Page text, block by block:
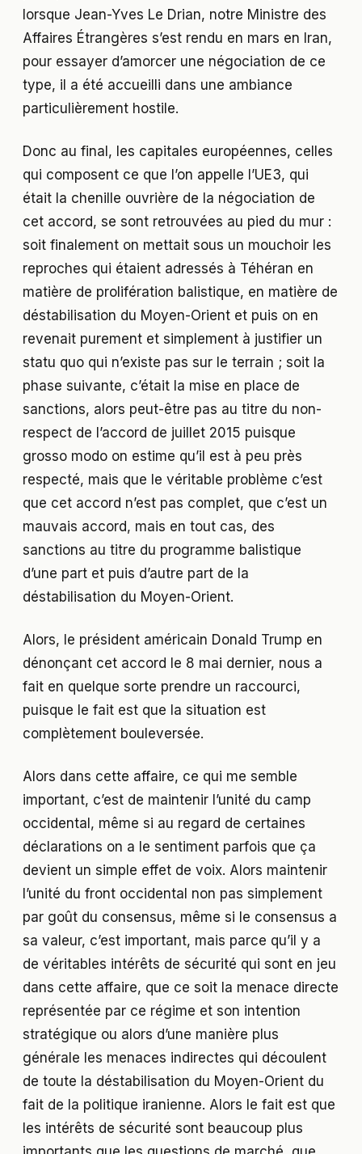
lorsque Jean-Yves Le Drian, notre Ministre des
Affaires Étrangères s’est rendu en mars en Iran,
pour essayer d’amorcer une négociation de ce
type, il a été accueilli dans une ambiance
particulièrement hostile.
Donc au final, les capitales européennes, celles
qui composent ce que l’on appelle l’UE3, qui
était la chenille ouvrière de la négociation de
cet accord, se sont retrouvées au pied du mur :
soit finalement on mettait sous un mouchoir les
reproches qui étaient adressés à Téhéran en
matière de prolifération balistique, en matière de
déstabilisation du Moyen-Orient et puis on en
revenait purement et simplement à justifier un
statu quo qui n’existe pas sur le terrain ; soit la
phase suivante, c’était la mise en place de
sanctions, alors peut-être pas au titre du non-
respect de l’accord de juillet 2015 puisque
grosso modo on estime qu’il est à peu près
respecté, mais que le véritable problème c’est
que cet accord n’est pas complet, que c’est un
mauvais accord, mais en tout cas, des
sanctions au titre du programme balistique
d’une part et puis d’autre part de la
déstabilisation du Moyen-Orient.
Alors, le président américain Donald Trump en
dénonçant cet accord le 8 mai dernier, nous a
fait en quelque sorte prendre un raccourci,
puisque le fait est que la situation est
complètement bouleversée.
Alors dans cette affaire, ce qui me semble
important, c’est de maintenir l’unité du camp
occidental, même si au regard de certaines
déclarations on a le sentiment parfois que ça
devient un simple effet de voix. Alors maintenir
l’unité du front occidental non pas simplement
par goût du consensus, même si le consensus a
sa valeur, c’est important, mais parce qu’il y a
de véritables intérêts de sécurité qui sont en jeu
dans cette affaire, que ce soit la menace directe
représentée par ce régime et son intention
stratégique ou alors d’une manière plus
générale les menaces indirectes qui découlent
de toute la déstabilisation du Moyen-Orient du
fait de la politique iranienne. Alors le fait est que
les intérêts de sécurité sont beaucoup plus